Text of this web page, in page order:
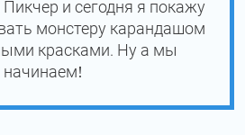
и сегодня я покажу
монстеру карандашом
красками. Ну а мы
начинаем!